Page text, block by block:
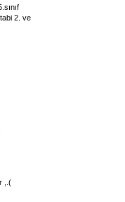
2. ve
,.(